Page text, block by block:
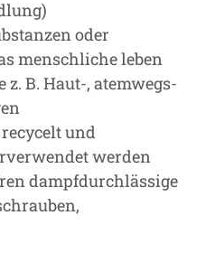
oder
menschliche leben
B. Haut-, atemwegs-
und
werden
dampfdurchlässige